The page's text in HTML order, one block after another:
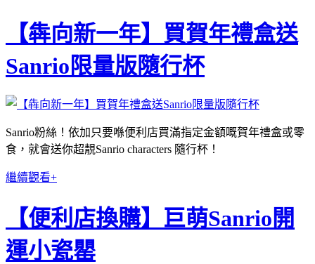
【犇向新一年】買賀年禮盒送
Sanrio限量版隨行杯
Sanrio粉絲！依加只要喺便利店買滿指定金額嘅賀年禮盒或零
食，就會送你超靚Sanrio characters 隨行杯！
繼續觀看+
【便利店換購】巨萌Sanrio開
運小瓷罌